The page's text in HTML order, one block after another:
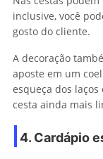
inclusive, você
gosto do cliente.
A decoração
aposte em um
esqueça dos
cesta ainda mais
4. Cardápio